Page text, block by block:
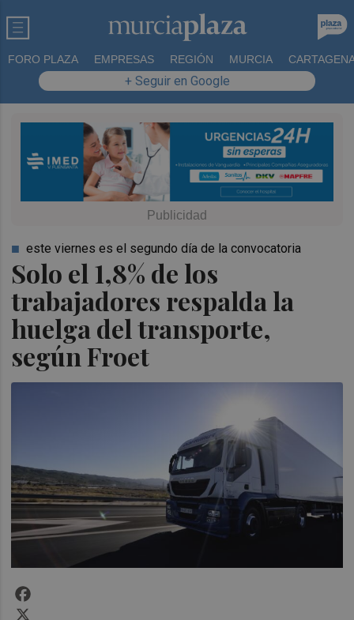
FORO PLAZA EMPRESAS REGIÓN MURCIA
+ Seguir en Google
Solo el 1,8% de los
trabajadores respalda la
huelga del transporte,
según Froet
este viernes es el segundo día de la convocatoria